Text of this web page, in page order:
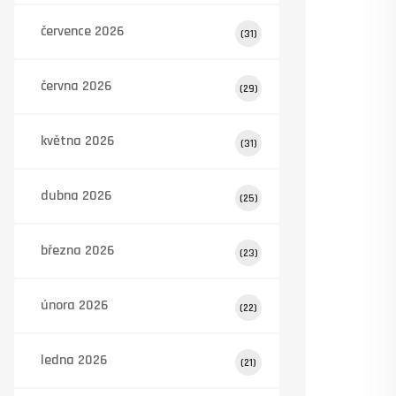
července 2026 (31)
června 2026 (29)
května 2026 (31)
dubna 2026 (25)
března 2026 (23)
února 2026 (22)
ledna 2026 (21)